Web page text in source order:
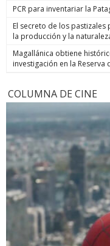
PCR para inventariar la
El secreto de los
la producción y la
Magallánica obtiene
investigación en la
COLUMNA DE CINE